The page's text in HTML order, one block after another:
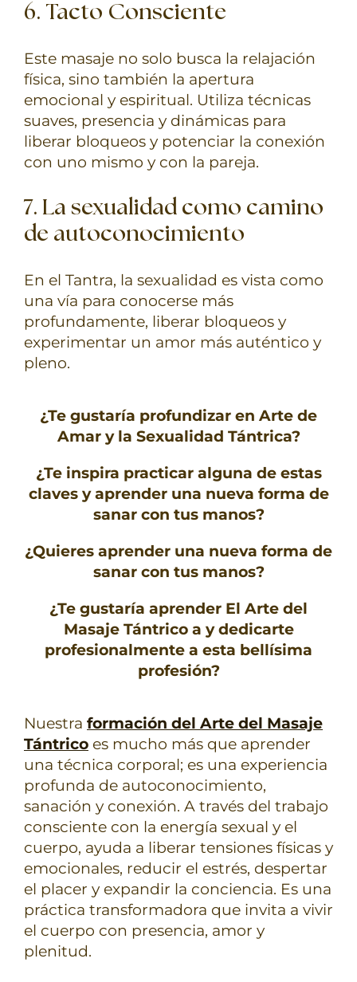
6. Tacto Consciente
Este masaje no solo busca la relajación
física, sino también la apertura
emocional y espiritual. Utiliza técnicas
suaves, presencia y dinámicas para
liberar bloqueos y potenciar la conexión
con uno mismo y con la pareja.
7. La sexualidad como camino
de autoconocimiento
En el Tantra, la sexualidad es vista como
una vía para conocerse más
profundamente, liberar bloqueos y
experimentar un amor más auténtico y
pleno.
¿Te gustaría profundizar en Arte de
Amar y la Sexualidad Tántrica?
¿Te inspira practicar alguna de estas
claves y aprender una nueva forma de
sanar con tus manos?
¿Quieres aprender una nueva forma de
sanar con tus manos?
¿Te gustaría aprender El Arte del
Masaje Tántrico a y dedicarte
profesionalmente a esta bellísima
profesión?
Nuestra formación del Arte del Masaje
Tántricoes mucho más que aprender
una técnica corporal; es una experiencia
profunda de autoconocimiento,
sanación y conexión. A través del trabajo
consciente con la energía sexual y el
cuerpo, ayuda a liberar tensiones físicas y
emocionales, reducir el estrés, despertar
el placer y expandir la conciencia. Es una
práctica transformadora que invita a vivir
el cuerpo con presencia, amor y
plenitud.